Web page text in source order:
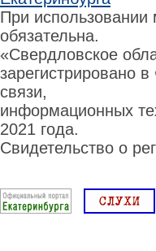
При использовании
обязательна.
«Свердловское
зарегистрировано
связи,
информационных
2021 года.
Свидетельство о